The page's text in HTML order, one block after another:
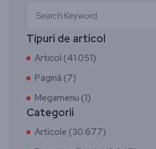
Tipuri de articol
Articol (41.051)
Pagină (7)
Megamenu (1)
Categorii
Articole (30.677)